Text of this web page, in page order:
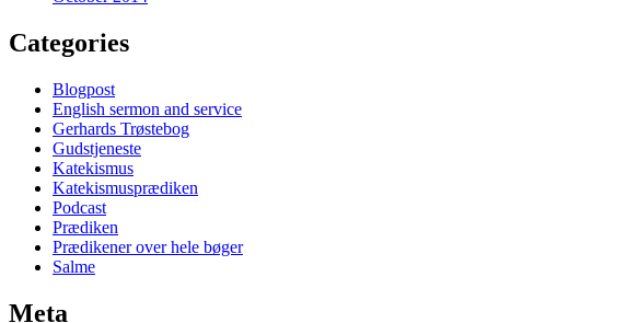
Categories
Blogpost
English sermon and service
Gerhards Trøstebog
Gudstjeneste
Katekismus
Katekismusprædiken
Podcast
Prædiken
Prædikener over hele bøger
Salme
Meta